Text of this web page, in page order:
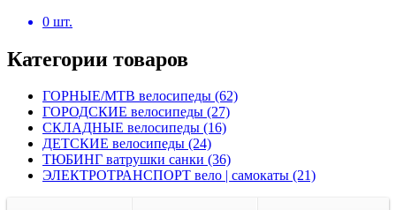
0 шт.
Категории товаров
ГОРНЫЕ/MTB велосипеды (62)
ГОРОДСКИЕ велосипеды (27)
СКЛАДНЫЕ велосипеды (16)
ДЕТСКИЕ велосипеды (24)
ТЮБИНГ ватрушки санки (36)
ЭЛЕКТРОТРАНСПОРТ вело | самокаты (21)